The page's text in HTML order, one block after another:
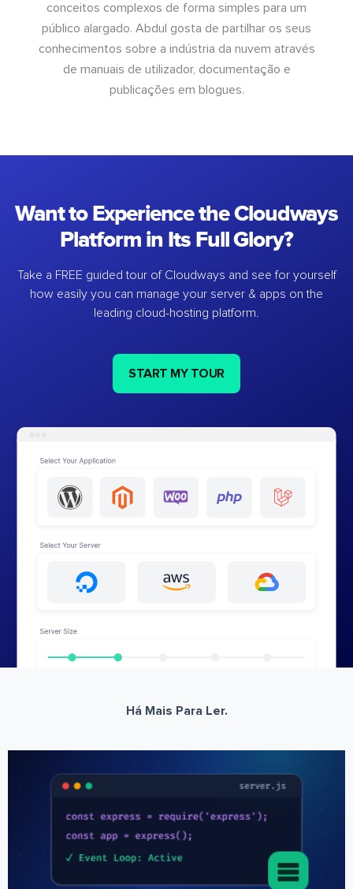
conceitos complexos de forma simples para um
público alargado. Abdul gosta de partilhar os seus
conhecimentos sobre a indústria da nuvem através
de manuais de utilizador, documentação e
publicações em blogues.
Want to Experience the Cloudways
Platform in Its Full Glory?
Take a FREE guided tour of Cloudways and see for yourself
how easily you can manage your server & apps on the
leading cloud-hosting platform.
START MY TOUR
Há Mais Para Ler.